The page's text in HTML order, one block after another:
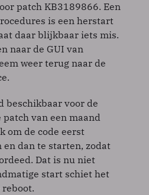
patch KB3189866. Een
is een herstart
daar blijkbaar iets mis.
naar de GUI van
weer terug naar de
beschikbaar voor de
van een maand
om de code eerst
dan te starten, zodat
Dat is nu niet
start schiet het